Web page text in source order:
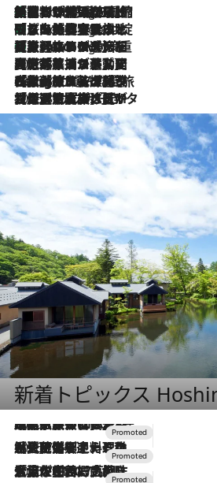
5 Hours Ago
「荷物が増えるほど旅ストレスは増す」美容ジャーナリストがたどり着いた最終結論。“化粧品を劇的に減らす”感動の凝縮美容とは
5 Hours Ago
「旅先には金髪ウィッグを持参」日本と同じメイクでは損してる!? 美容ジャーナリストが提案する“掟破りの旅美容”とは
5 Hours Ago
【厳選旅コスメ】「身軽さ＆UV対策重視！」ヘアアーティストshucoが選んだ夏旅ベストコスメを発表【Mサイズジップ】
2026.8.5
【厳選旅コスメ】国内をあちこち移動する河井菜摘が選んだ夏旅ベストコスメ発表！「リラックスアイテムはマスト」【Mサイズジップ】
2026.8.4
【厳選旅コスメ】「紫外線＆乾燥対策しながらメイク感も！」ヘア＆メイクGeorgeが選んだ夏旅ベストコスメを発表！【Mサイズジップ】
2026.8.3
【厳選旅コスメ】「保湿もタイパ重視！」“サウナ好き”タレント清水みさとが愛用する夏旅ベストコスメを発表！【Mサイズジップ】
新着トピックス
2026.7.31
【ホテル帰省】という選択肢をOMOが提案。家族とほどよい距離を保つには「昼は実家、夜は気兼ねなくホテルで！」
2026.7.24
【夏限定ディナーコース】旬を迎える稚鮎や花ズッキーニなどをイタリア・トスカーナの郷土料理の手法で満喫！
2026.7.17
「土佐和ハーブかき氷」がOMO7高知に登場！生姜、山椒、大葉など目にも舌にも涼を呼ぶ郷土の味